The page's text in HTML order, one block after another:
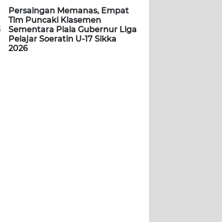
Persaingan Memanas, Empat
Tim Puncaki Klasemen
Sementara Piala Gubernur Liga
Pelajar Soeratin U-17 Sikka
2026